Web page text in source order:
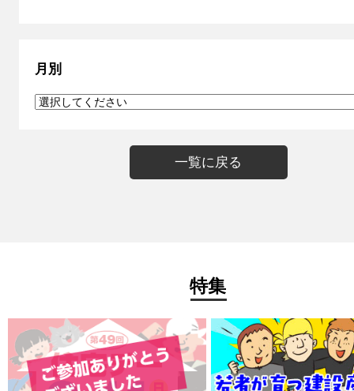
月別
一覧に戻る
特集